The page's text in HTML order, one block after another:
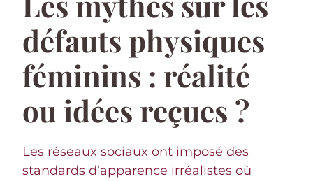
défauts physiques
féminins : réalité
ou idées reçues ?
Les réseaux sociaux ont imposé des
standards d’apparence irréalistes où